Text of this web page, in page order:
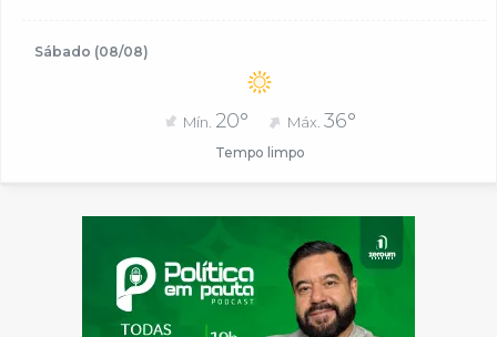
Sábado (08/08)
Mín. 20° Máx. 36°
Tempo limpo